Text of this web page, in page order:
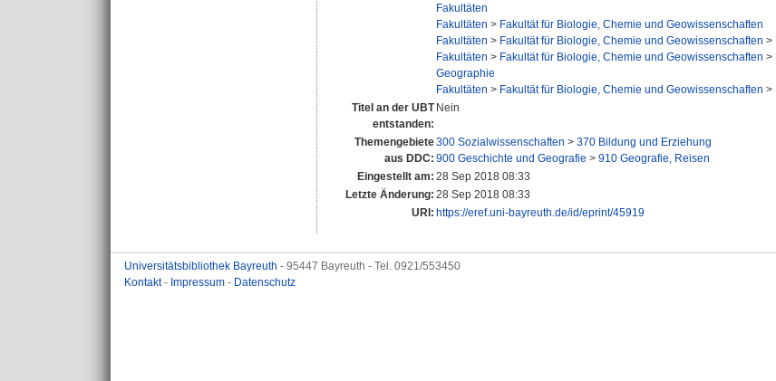
Fakultäten
Fakultäten > Fakultät für Biologie, Chemie und Geowissenschaften
Fakultäten > Fakultät für Biologie, Chemie und Geowissenschaften >
Fakultäten > Fakultät für Biologie, Chemie und Geowissenschaften >
Geographie
Fakultäten > Fakultät für Biologie, Chemie und Geowissenschaften >
Titel an der UBT
entstanden:
Nein
Themengebiete
aus DDC:
300 Sozialwissenschaften > 370 Bildung und Erziehung
900 Geschichte und Geografie > 910 Geografie, Reisen
Eingestellt am: 28 Sep 2018 08:33
Letzte Änderung: 28 Sep 2018 08:33
URI: https://eref.uni-bayreuth.de/id/eprint/45919
Universitätsbibliothek Bayreuth - 95447 Bayreuth - Tel. 0921/553450
Kontakt- Impressum - Datenschutz